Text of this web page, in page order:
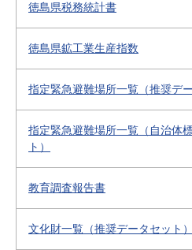
徳島県税務統計書
徳島県鉱工業生産指数
指定緊急避難場所一覧（推奨デー
指定緊急避難場所一覧（自治体
ト）
教育調査報告書
文化財一覧（推奨データセット）